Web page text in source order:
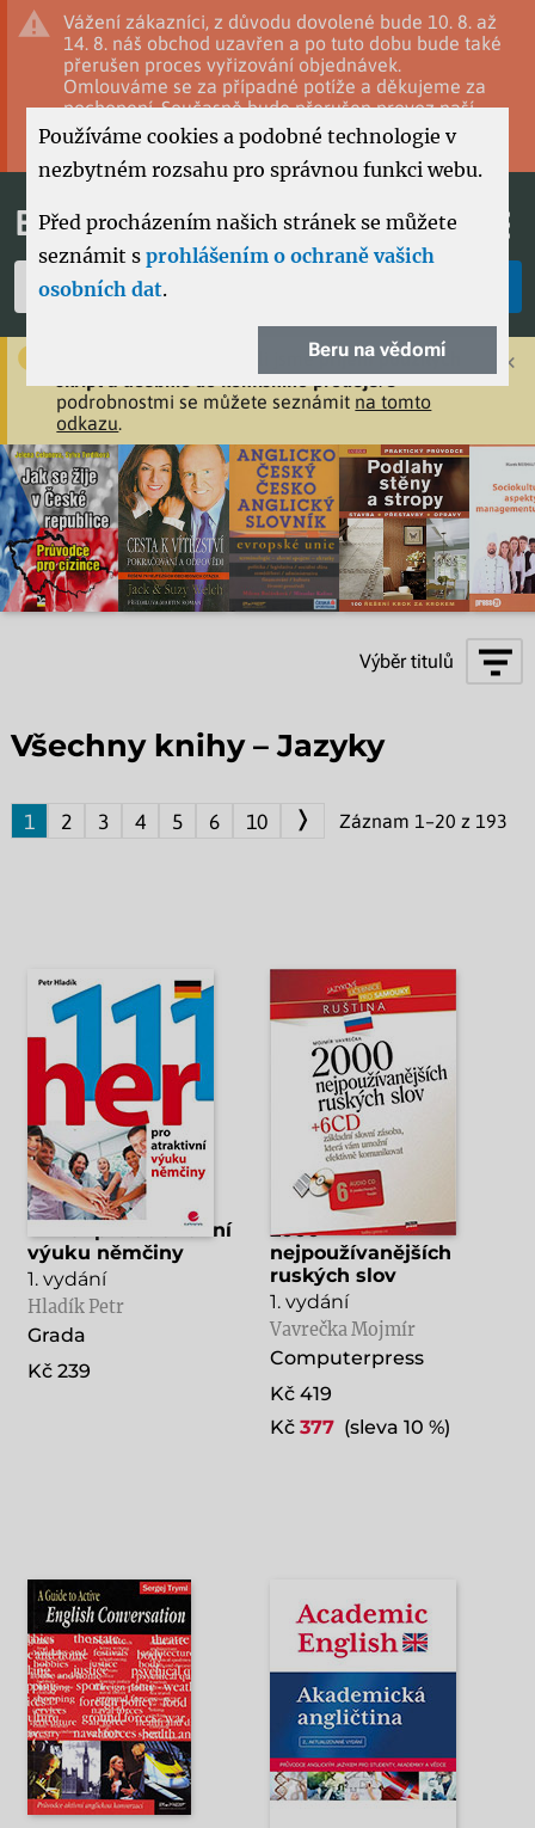
Vážení zákazníci, z důvodu dovolené bude 10. 8. až
14. 8. náš obchod uzavřen a po tuto dobu bude také
přerušen proces vyřizování objednávek.
Omlouváme se za případné potíže a děkujeme za
pochopení. Současně bude přerušen provoz naší
firmy včetně vyřizování velkoobchodních
objednávek.
EKOPRESS 0
Vážení zákazníci, zahájili jsmepříjem použitých
skript a učebnic do komisního prodeje. S
podrobnostmi se můžete seznámit na tomto
odkazu.
×
Výběr titulů
Všechny knihy – Jazyky
1 2 3 4 5 6 10 ❭ Záznam 1–20 z 193
111 her pro atraktivní
výuku němčiny
1. vydání
Hladík Petr
Grada
Kč 239
2000
nejpoužívanějších
ruských slov
1. vydání
Vavrečka Mojmír
Computerpress
Kč 419
Kč 377(sleva 10 %)
Používáme cookies a podobné technologie v
nezbytném rozsahu pro správnou funkci webu.
Před procházením našich stránek se můžete
seznámit sprohlášením o ochraně vašich
osobních dat.
Beru na vědomí